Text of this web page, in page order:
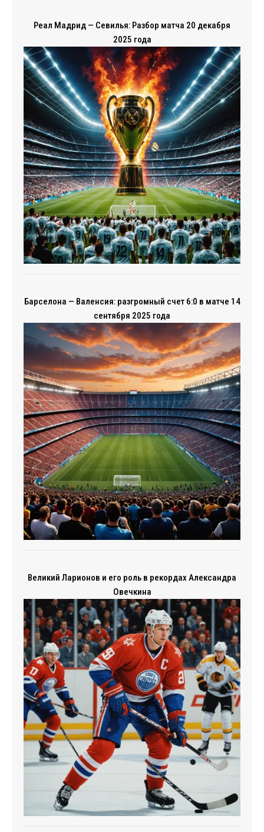
Реал Мадрид — Севилья: Разбор матча 20 декабря
2025 года
Барселона — Валенсия: разгромный счет 6:0 в матче 14
сентября 2025 года
Великий Ларионов и его роль в рекордах Александра
Овечкина